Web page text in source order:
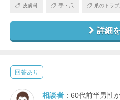
皮膚科 手・爪 爪のトラ
詳細
回答あり
相談者 ：60代前半男性